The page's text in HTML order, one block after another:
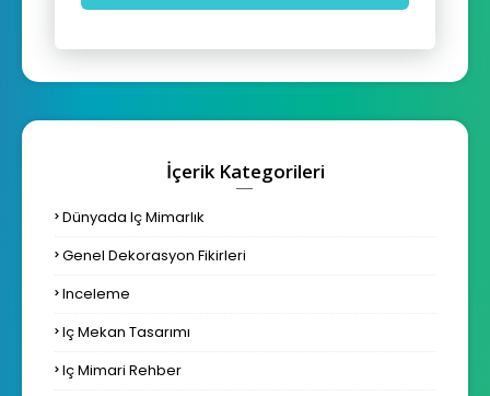
İçerik Kategorileri
Dünyada Iç Mimarlık
Genel Dekorasyon Fikirleri
Inceleme
Iç Mekan Tasarımı
Iç Mimari Rehber